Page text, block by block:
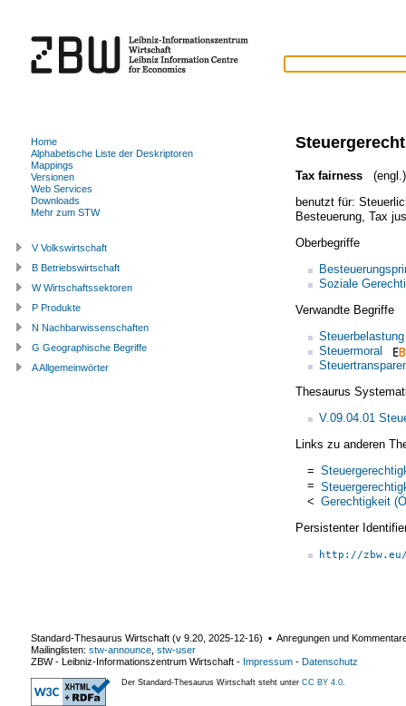
Tax fairness
(engl.)
benutzt für:
Besteuerung, Tax
Oberbegriffe
Soziale
Verwandte Begriffe
Steuerbelastung
Steuermoral
Thesaurus
V.09.04.01
Links zu anderen
=
=
< Gerechtigkeit
Persistenter
http://
Home
Alphabetische Liste der Deskriptoren
Mappings
Versionen
Web Services
Downloads
Mehr zum STW
V Volkswirtschaft
B Betriebswirtschaft
W Wirtschaftssektoren
P Produkte
N Nachbarwissenschaften
G Geographische Begriffe
A Allgemeinwörter
Standard-Thesaurus Wirtschaft (v 9.20 2025-12-16) ▪ Anregungen und
Mailinglisten: stw-announce stw-user
ZBW - Leibniz-Informationszentrum Wirtschaft - Impressum - Datenschutz
Der Standard-Thesaurus Wirtschaft steht unter CC BY 4.0